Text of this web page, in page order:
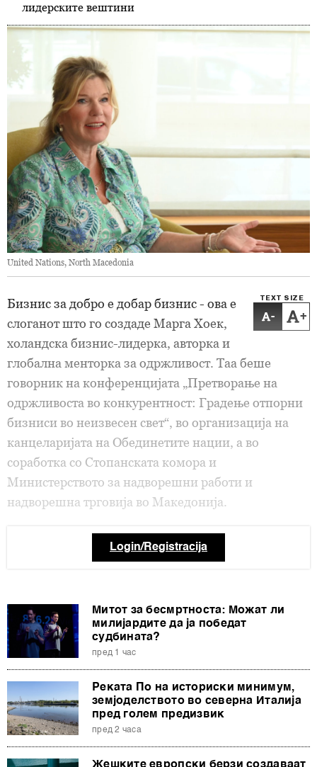
лидерските вештини
United Nations, North Macedonia
TEXT SIZE
- +
Бизнис за добро е добар бизнис - ова е
слоганот што го создаде Марга Хоек,
холандска бизнис-лидерка, авторка и
глобална менторка за одржливост. Таа беше
говорник на конференцијата „Претворање на
одржливоста во конкурентност: Градење отпорни
бизниси во неизвесен свет“, во организација на
канцеларијата на Обединетите нации, а во
соработка со Стопанската комора и
Министерството за надворешни работи и
надворешна трговија во Македонија.
Login/Registracija
Митот за бесмртноста: Можат ли
милијардите да ја победат
судбината?
пред 1 час
Реката По на историски минимум,
земјоделството во северна Италија
пред голем предизвик
пред 2 часа